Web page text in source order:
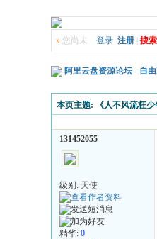
» 您尚未 登录 注册 搜
阿里云盘资源论坛 - 自
本页主题: 《人不风流枉
131452055
级别: 天使
精华: 0